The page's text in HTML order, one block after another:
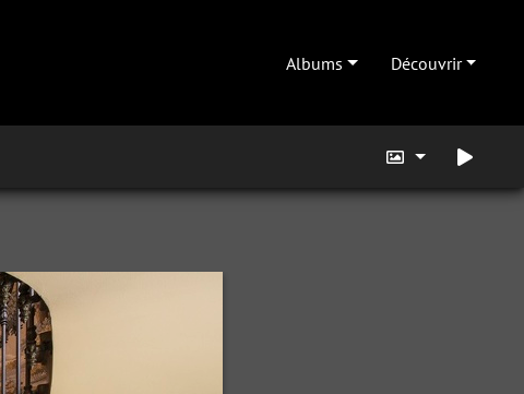
Albums Découvrir